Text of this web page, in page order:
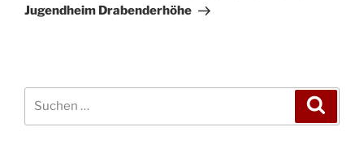
Jugendheim Drabenderhöhe